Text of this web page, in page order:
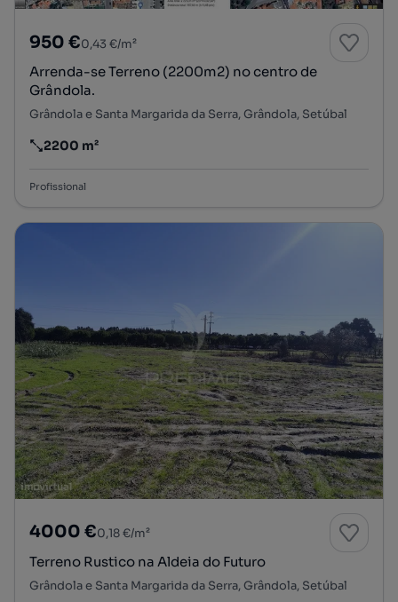
950 €0,43 €/m²
Arrenda-se Terreno (2200m2) no centro de
Grândola.
Grândola e Santa Margarida da Serra, Grândola, Setúbal
Preço por metro quadrado
2200 m²
Profissional
4000 €0,18 €/m²
Terreno Rustico na Aldeia do Futuro
Grândola e Santa Margarida da Serra, Grândola, Setúbal